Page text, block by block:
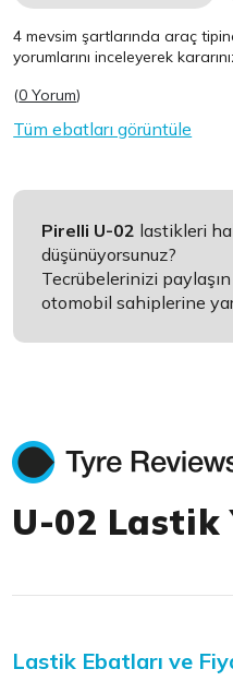
4 mevsim şartlarında araç
yorumlarını inceleyerek
(0 Yorum)
Tüm ebatları görüntüle
Pirelli U-02 lastikleri
düşünüyorsunuz?
Tecrübelerinizi
otomobil sahiplerine
U-02 Lastik
Lastik Ebatları ve